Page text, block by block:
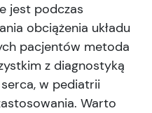
jest podczas
obciążenia układu
pacjentów metoda
z diagnostyką
w pediatrii
Warto